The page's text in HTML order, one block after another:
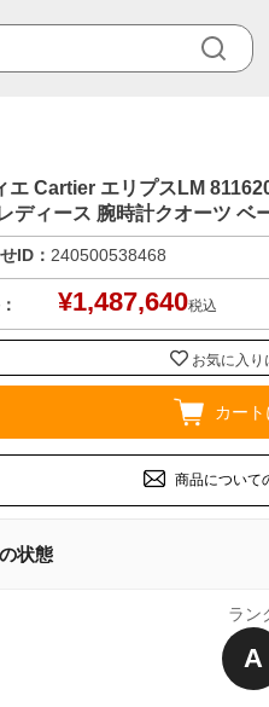
エ Cartier エリプスLM
ディース 腕時計クオーツ ベ
ID： 240500538468
¥1,487,640税込
お気に入り
カー
商品について
状態
ラン
A